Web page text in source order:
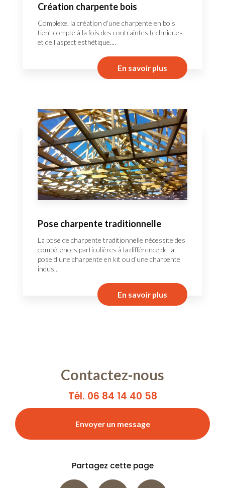
Création charpente bois
Complexe, la création d'une charpente en bois
tient compte à la fois des contraintes techniques
et de l’aspect esthétique....
En savoir plus
Pose charpente traditionnelle
La pose de charpente traditionnelle nécessite des
compétences particulières à la différence de la
pose d’une charpente en kit ou d’une charpente
indus...
En savoir plus
Contactez-nous
Tél. 06 84 14 40 58
Envoyer un message
Partagez cette page
Facebook